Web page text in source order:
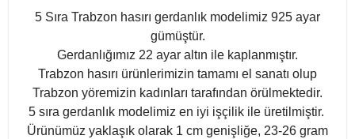
5 Sıra Trabzon hasırı gerdanlık modelimiz 925 ayar
gümüştür.
Gerdanlığımız 22 ayar altın ile kaplanmıştır.
Trabzon hasırı ürünlerimizin tamamı el sanatı olup
Trabzon yöremizin kadınları tarafından örülmektedir.
5 sıra gerdanlık modelimiz en iyi işçilik ile üretilmiştir.
Ürünümüz yaklaşık olarak 1 cm genişliğe, 23-26 gram